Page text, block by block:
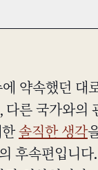
에 약속했던 대
다른 국가와의
솔직한 생각
의 후속편입니다